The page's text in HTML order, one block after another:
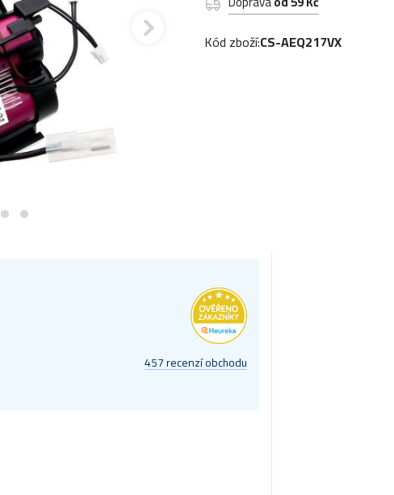
Kód zboží:CS-AEQ217VX
457 recenzí obchodu